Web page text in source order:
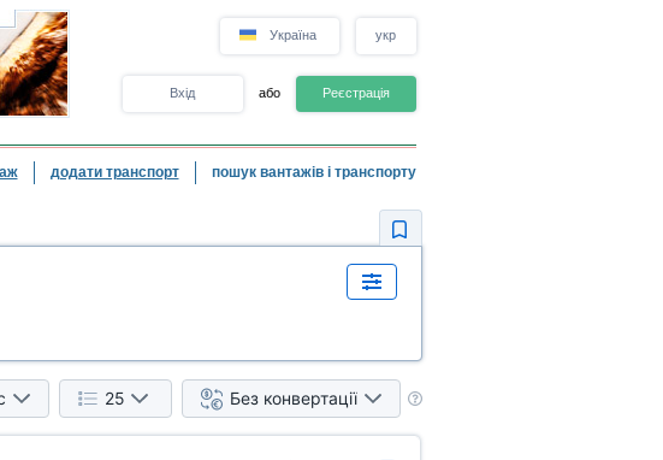
Україна укр
Вхід або Реєстрація
додати транспорт пошук вантажів і транспорту
25 Без конвертації